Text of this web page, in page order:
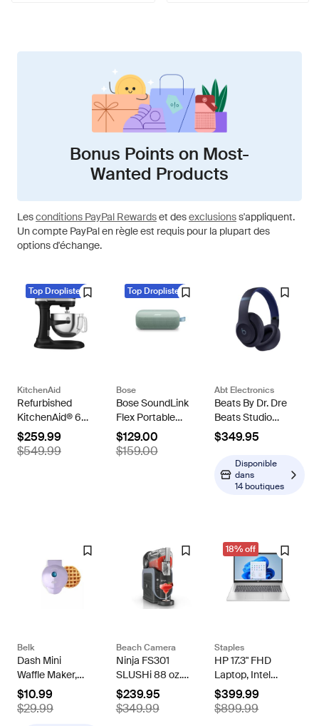
Bonus Points on Most-
Wanted Products
Lesconditions PayPal Rewardset desexclusionss'appliquent.
Un compte PayPal en règle est requis pour la plupart des
options d'échange.
Top Droplisted
KitchenAid
Refurbished
KitchenAid® 6
Quart Bowl-Lift
Stand Mixer
$259.99
$549.99
Top Droplisted
Bose
Bose SoundLink
Flex Portable
Speaker (2nd
Gen) -
Refurbished
$129.00
$159.00
Abt Electronics
Beats By Dr. Dre
Beats Studio
Pro Wireless
Noise
Cancelling
Headphones
Navy
$349.95
Disponible
dans
14 boutiques
Belk
Dash Mini
Waffle Maker,
Lilac
$10.99
$29.99
Beach Camera
Ninja FS301
SLUSHi 88 oz.
Frozen Drink &
Slushie
Machine -
$239.95
$349.99
18% off
Staples
HP 17.3" FHD
Laptop, Intel
Core i3-N305,
8GB RAM,
512GB SSD,
$399.99
$899.99